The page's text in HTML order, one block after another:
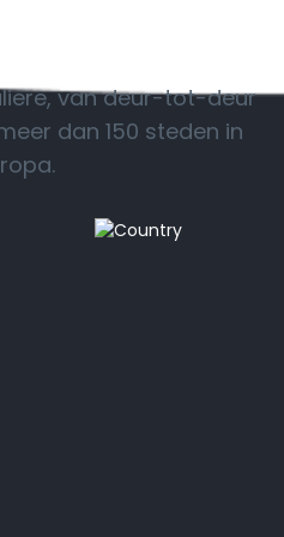
van deur-tot-deur
dan 150 steden in